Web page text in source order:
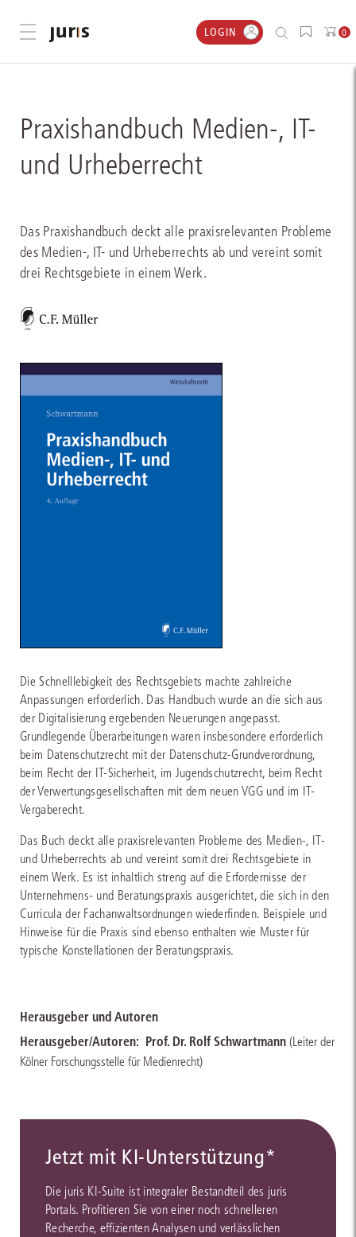
Menü öffnen LOGIN 0
Praxishandbuch Medien-, IT-
und Urheberrecht
Das Praxishandbuch deckt alle praxisrelevanten Probleme
des Medien-, IT- und Urheberrechts ab und vereint somit
drei Rechtsgebiete in einem Werk.
Die Schnelllebigkeit des Rechtsgebiets machte zahlreiche
Anpassungen erforderlich. Das Handbuch wurde an die sich aus
der Digitalisierung ergebenden Neuerungen angepasst.
Grundlegende Überarbeitungen waren insbesondere erforderlich
beim Datenschutzrecht mit der Datenschutz-Grundverordnung,
beim Recht der IT-Sicherheit, im Jugendschutzrecht, beim Recht
der Verwertungsgesellschaften mit dem neuen VGG und im IT-
Vergaberecht.
Das Buch deckt alle praxisrelevanten Probleme des Medien-, IT-
und Urheberrechts ab und vereint somit drei Rechtsgebiete in
einem Werk. Es ist inhaltlich streng auf die Erfordernisse der
Unternehmens- und Beratungspraxis ausgerichtet, die sich in den
Curricula der Fachanwaltsordnungen wiederfinden. Beispiele und
Hinweise für die Praxis sind ebenso enthalten wie Muster für
typische Konstellationen der Beratungspraxis.
Herausgeber und Autoren
Herausgeber/Autoren: Prof. Dr. Rolf Schwartmann (Leiter der
Kölner Forschungsstelle für Medienrecht)
Jetzt mit KI-Unterstützung*
Die juris KI-Suite ist integraler Bestandteil des juris
Portals. Profitieren Sie von einer noch schnelleren
Recherche, effizienten Analysen und verlässlichen